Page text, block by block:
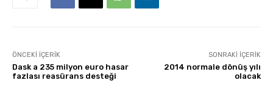
ÖNCEKI İÇERIK
Dask a 235 milyon euro hasar
fazlası reasürans desteği
SONRAKI İÇERIK
2014 normale dönüş yılı
olacak